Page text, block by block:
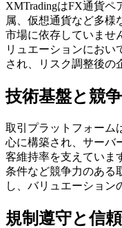
XMTradingはFX通貨ペ
属、仮想通貨など多様
市場に依存していませ
リュエーションにおい
され、リスク調整後の
技術基盤と競
取引プラットフォーム
心に構築され、サーバ
客維持率を支えていま
条件など競争力のある
し、バリュエーション
規制遵守と信